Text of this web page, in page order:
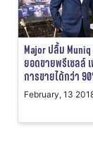
Major ปลื้ม
ยอดขายพรีเซลล์
การขายได้กว่า
February, 13